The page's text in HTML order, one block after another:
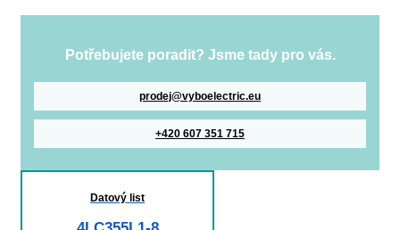
Potřebujete poradit? Jsme tady pro vás.
prodej@vyboelectric.eu
+420 607 351 715
Datový list